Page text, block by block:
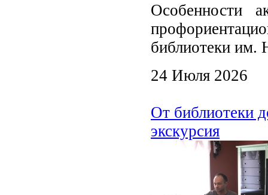
Особенности
библиотеки им.
24 Июля 2026
От библиотеки
экскурсия